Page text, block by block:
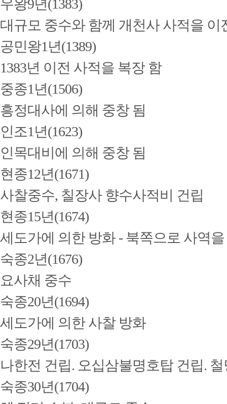
우왕9년(1383)
대규모 중수와 함께 개천사 사적을 이
공민왕1년(1389)
1383년 이전 사적을 복장 함
중종1년(1506)
흥정대사에 의해 중창 됨
인조1년(1623)
인목대비에 의해 중창 됨
현종12년(1671)
사찰중수, 칠장사 향수사적비 건립
현종15년(1674)
세도가에 의한 방화 - 북쪽으로 사역
숙종2년(1676)
요사채 중수
숙종20년(1694)
세도가에 의한 사찰 방화
숙종29년(1703)
나한전 건립. 오십삼불명호탑 건립.
숙종30년(1704)